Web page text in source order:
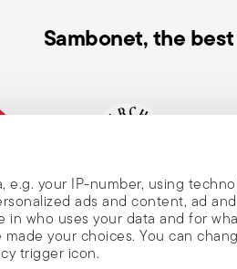
e.g. your IP-number, using
ads and content, ad
who uses your data and for
your choices. You can
trigger icon.
rivestimento antiaderente, è
calore, evitando quelli in metallo.
fuoriuscire e provocare incendi. È
superficie stabile e piana, per
calde, è essenziale usare
manici o superfici calde a mani
del produttore, evitando
Inoltre, non bisogna mai
per evitare crepe o danni
Sambonet, the
Marchio Storico, dal 1856